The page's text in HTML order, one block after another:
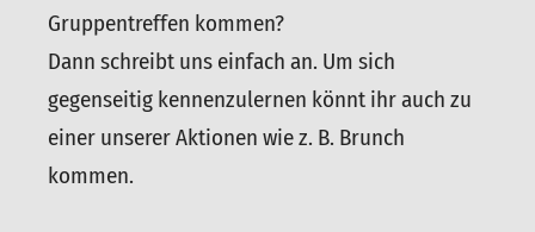
Gruppentreffen kommen?
Dann schreibt uns einfach an. Um sich
gegenseitig kennenzulernen könnt ihr auch zu
einer unserer Aktionen wie z. B. Brunch
kommen.